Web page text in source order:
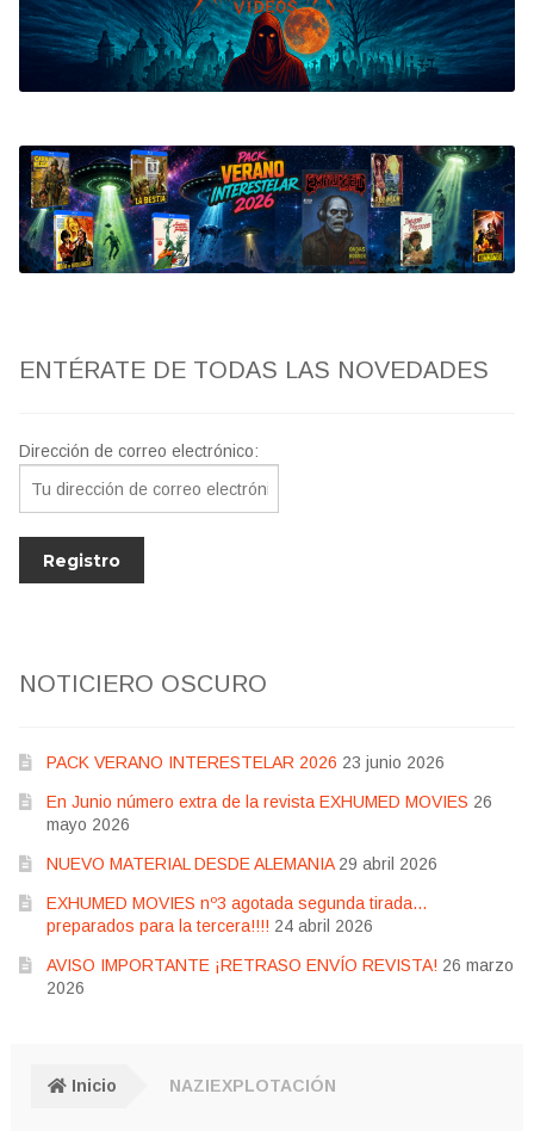
Bluray
Clasificada S
artwork
fantaterror
Jesús Franco
ENTÉRATE DE TODAS LAS NOVEDADES
Dirección de correo electrónico:
NOTICIERO OSCURO
PACK VERANO INTERESTELAR 2026 23 junio 2026
En Junio número extra de la revista EXHUMED MOVIES 26
mayo 2026
NUEVO MATERIAL DESDE ALEMANIA 29 abril 2026
EXHUMED MOVIES nº3 agotada segunda tirada…
preparados para la tercera!!!! 24 abril 2026
AVISO IMPORTANTE ¡RETRASO ENVÍO REVISTA! 26 marzo
2026
Inicio NAZIEXPLOTACIÓN